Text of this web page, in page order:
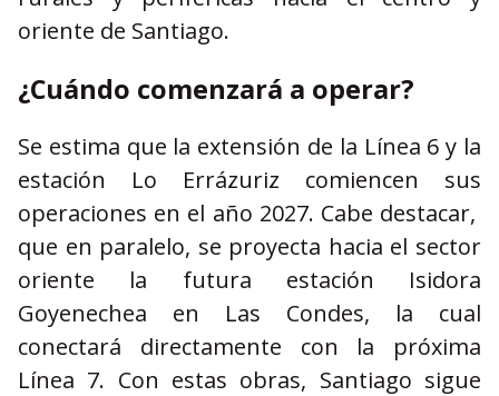
oriente de Santiago.
¿Cuándo comenzará a operar?
Se estima que la extensión de la Línea 6 y la
estación Lo Errázuriz comiencen sus
operaciones en el año 2027. Cabe destacar,
que en paralelo, se proyecta hacia el sector
oriente la futura estación Isidora
Goyenechea en Las Condes, la cual
conectará directamente con la próxima
Línea 7. Con estas obras, Santiago sigue